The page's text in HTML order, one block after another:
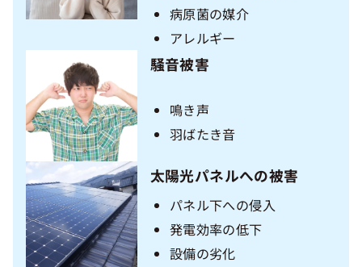
病原菌の媒介
アレルギー
騒音被害
鳴き声
羽ばたき音
太陽光パネルへの被害
パネル下への侵入
発電効率の低下
設備の劣化